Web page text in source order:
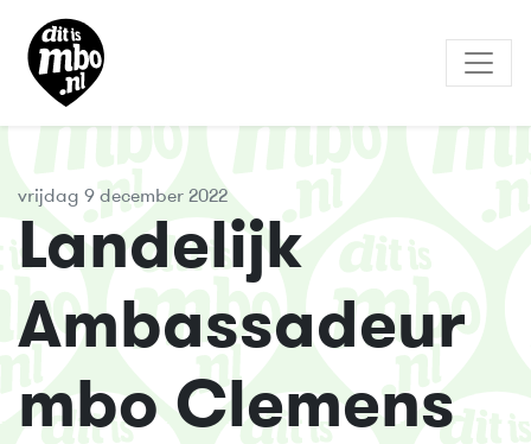
vrijdag 9 december 2022
Landelijk
Ambassadeur
mbo Clemens